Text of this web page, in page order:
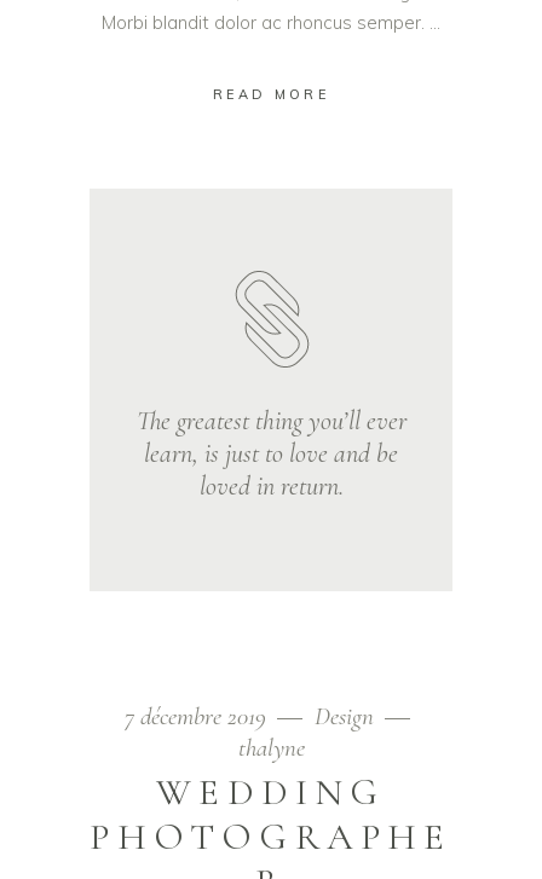
Morbi blandit dolor ac rhoncus semper.
READ MORE
The greatest thing you’ll ever
learn, is just to love and be
loved in return.
7 décembre 2019
Design
thalyne
WEDDING
PHOTOGRAPHE